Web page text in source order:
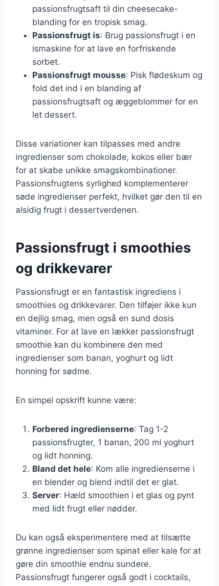
passionsfrugtsaft til din cheesecake-
blanding for en tropisk smag.
Passionsfrugt is: Brug passionsfrugt i en
ismaskine for at lave en forfriskende
sorbet.
Passionsfrugt mousse: Pisk flødeskum og
fold det ind i en blanding af
passionsfrugtsaft og æggeblommer for en
let dessert.
Disse variationer kan tilpasses med andre
ingredienser som chokolade, kokos eller bær
for at skabe unikke smagskombinationer.
Passionsfrugtens syrlighed komplementerer
søde ingredienser perfekt, hvilket gør den til en
alsidig frugt i dessertverdenen.
Passionsfrugt i smoothies
og drikkevarer
Passionsfrugt er en fantastisk ingrediens i
smoothies og drikkevarer. Den tilføjer ikke kun
en dejlig smag, men også en sund dosis
vitaminer. For at lave en lækker passionsfrugt
smoothie kan du kombinere den med
ingredienser som banan, yoghurt og lidt
honning for sødme.
En simpel opskrift kunne være:
Forbered ingredienserne: Tag 1-2
passionsfrugter, 1 banan, 200 ml yoghurt
og lidt honning.
Bland det hele: Kom alle ingredienserne i
en blender og blend indtil det er glat.
Server: Hæld smoothien i et glas og pynt
med lidt frugt eller nødder.
Du kan også eksperimentere med at tilsætte
grønne ingredienser som spinat eller kale for at
gøre din smoothie endnu sundere.
Passionsfrugt fungerer også godt i cocktails,